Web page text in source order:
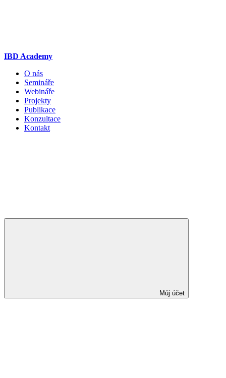
IBD Academy
O nás
Semináře
Webináře
Projekty
Publikace
Konzultace
Kontakt
Můj účet